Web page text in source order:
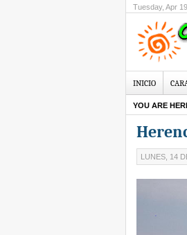
Tuesday, Apr
INICIO
YOU ARE
LUNES, 14